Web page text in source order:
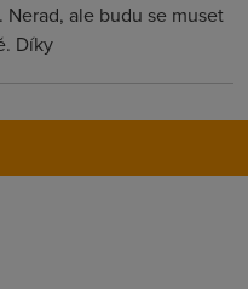
ale budu se muset
Díky